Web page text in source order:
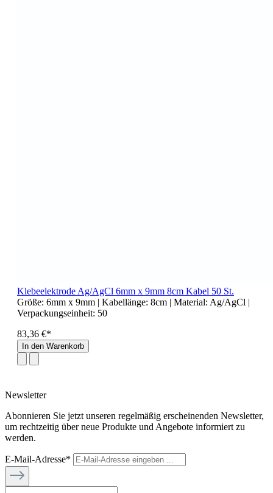
Klebeelektrode Ag/AgCl 6mm x 9mm 8cm Kabel 50 St.
Größe: 6mm x 9mm | Kabellänge: 8cm | Material: Ag/AgCl |
Verpackungseinheit: 50
83,36 €*
In den Warenkorb
Newsletter
Abonnieren Sie jetzt unseren regelmäßig erscheinenden Newsletter,
um rechtzeitig über neue Produkte und Angebote informiert zu
werden.
E-Mail-Adresse*